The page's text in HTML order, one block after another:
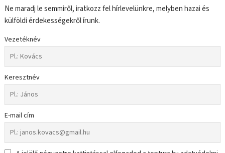
Ne maradj le semmiről, iratkozz fel hírlevelünkre, melyben hazai és
külföldi érdekességekről írunk.
Vezetéknév
Keresztnév
E-mail cím